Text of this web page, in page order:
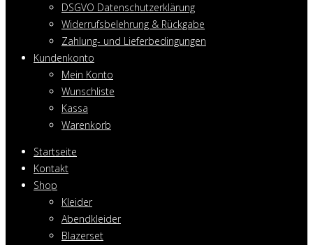
DSGVO Datenschutzerklärung
Widerrufsbelehrung & Rückgabe
Zahlung- und Lieferbedingungen
Kundenkonto
Mein Konto
Wunschliste
Kassa
Warenkorb
Startseite
Kontakt
Shop
Kleider
Abendkleider
Blazerset